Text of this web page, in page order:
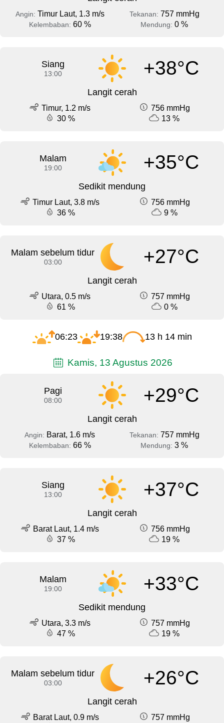
Angin: Timur Laut, 1.3 m/s Tekanan: 757 mmHg
Kelembaban: 60 % Mendung: 0 %
Siang
13:00 +38°C
Langit cerah
Timur, 1.2 m/s
756 mmHg
30 %
13 %
Malam
19:00 +35°C
Sedikit mendung
Timur Laut, 3.8 m/s
756 mmHg
36 %
9 %
Malam sebelum tidur
03:00 +27°C
Langit cerah
Utara, 0.5 m/s
757 mmHg
61 %
0 %
06:23 19:38 13 h 14 min
Kamis, 13 Agustus 2026
Pagi
08:00 +29°C
Langit cerah
Angin: Barat, 1.6 m/s Tekanan: 757 mmHg
Kelembaban: 66 % Mendung: 3 %
Siang
13:00 +37°C
Langit cerah
Barat Laut, 1.4 m/s
756 mmHg
37 %
19 %
Malam
19:00 +33°C
Sedikit mendung
Utara, 3.3 m/s
757 mmHg
47 %
19 %
Malam sebelum tidur
03:00 +26°C
Langit cerah
Barat Laut, 0.9 m/s
757 mmHg